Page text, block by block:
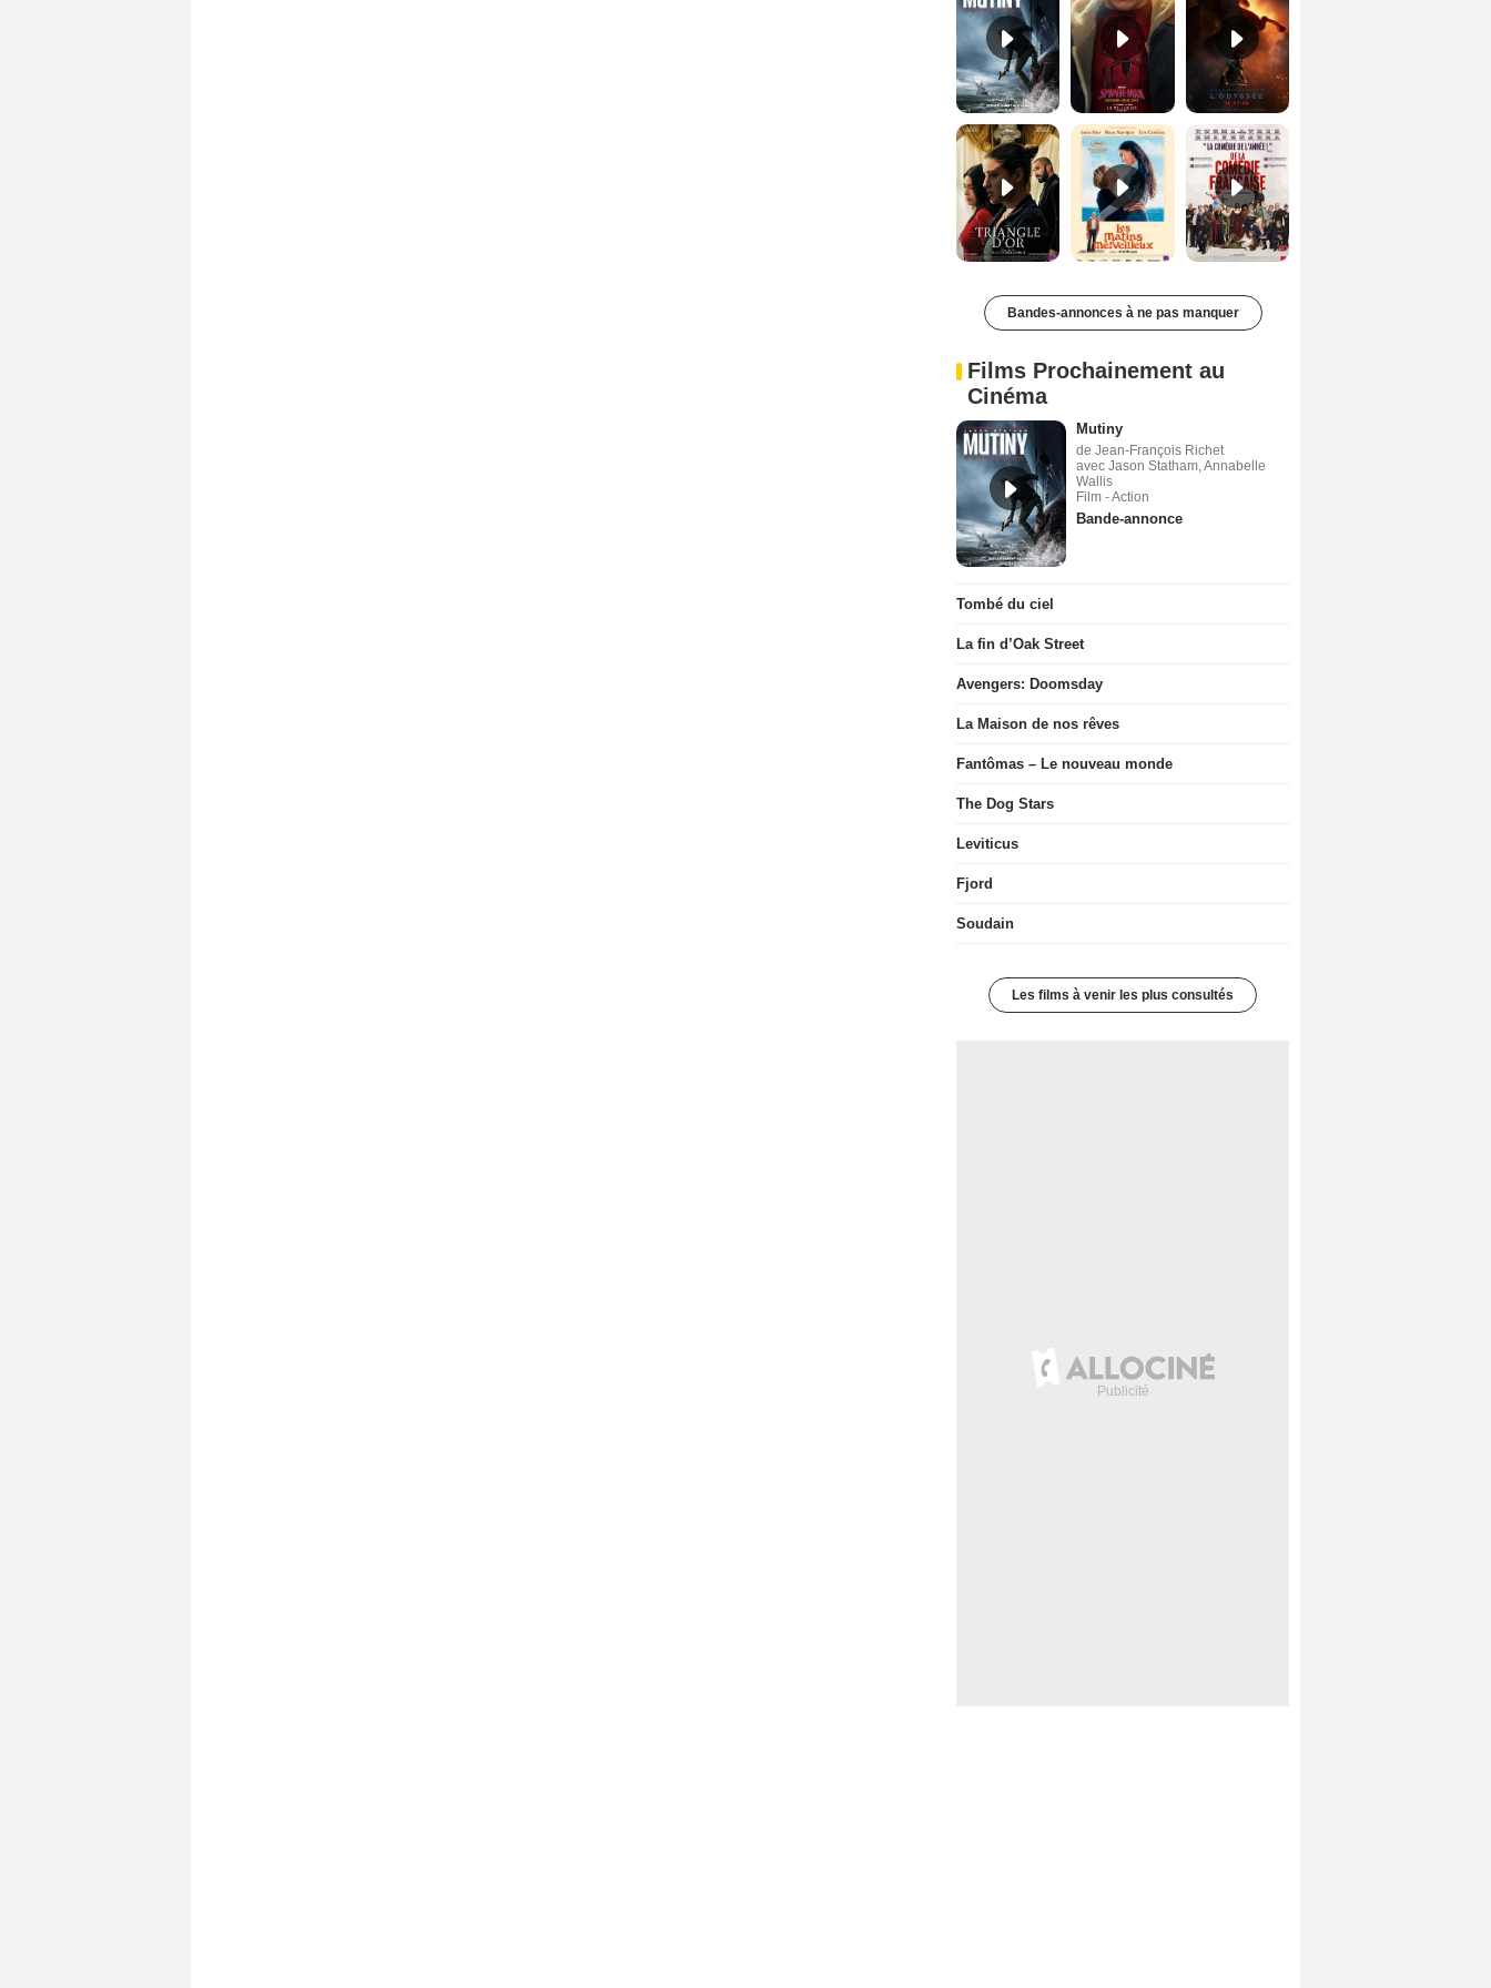
Le Triangle d'or Bande-annonce VF De la Comédie-Française Teaser VF
Bandes-annonces à ne pas manquer
Films Prochainement au
Cinéma
Mutiny
de Jean-François Richet
avec Jason Statham, Annabelle
Wallis
Film - Action
Bande-annonce
Tombé du ciel
La fin d’Oak Street
Avengers: Doomsday
La Maison de nos rêves
Fantômas – Le nouveau monde
The Dog Stars
Leviticus
Fjord
Soudain
Les films à venir les plus consultés